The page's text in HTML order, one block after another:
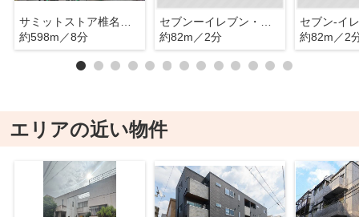
約598m／8分
約82m／2分
約82m／2
エリアの近い物件